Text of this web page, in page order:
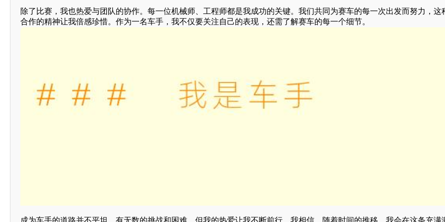
除了比赛，我也热爱与团队的协作。每一位机械师、工程师都是我成功的关键。我们共同为赛车的每一次出发而努力，这
合作的精神让我倍感珍惜。作为一名车手，我不仅要关注自己的表现，还需了解赛车的每一个细节。
成为车手的道路并不平坦，有无数的挑战和困难，但我的热爱让我不断前行。我相信，随着时间的推移，我会在这条充满